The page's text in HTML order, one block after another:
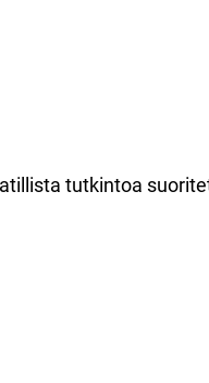
tutkintoa